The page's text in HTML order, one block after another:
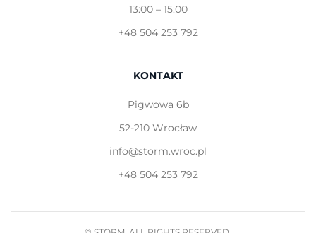
13:00 – 15:00
+48 504 253 792
KONTAKT
Pigwowa 6b
52-210 Wrocław
info@storm.wroc.pl
+48 504 253 792